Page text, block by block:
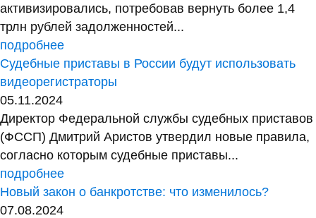
активизировались, потребовав вернуть более 1,4
трлн рублей задолженностей...
подробнее
Судебные приставы в России будут использовать
видеорегистраторы
05.11.2024
Директор Федеральной службы судебных приставов
(ФССП) Дмитрий Аристов утвердил новые правила,
согласно которым судебные приставы...
подробнее
Новый закон о банкротстве: что изменилось?
07.08.2024